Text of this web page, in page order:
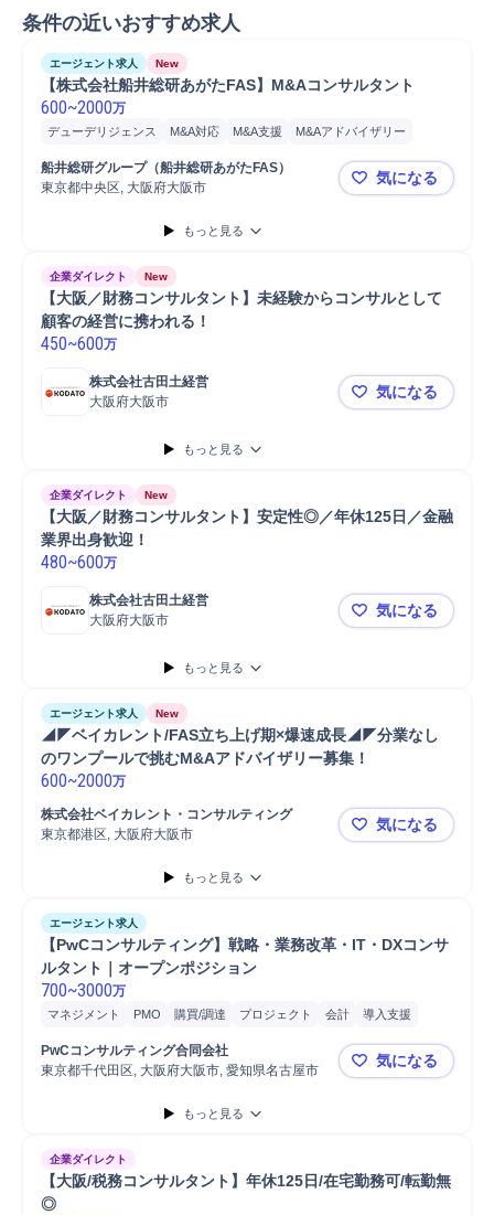
条件の近いおすすめ求人
エージェント求人 New
【株式会社船井総研あがたFAS】M&Aコンサルタント
600~2000万
デューデリジェンス M&A対応 M&A支援
M&Aアドバイザリー
M&Aコンサルティング
船井総研グループ（船井総研あがたFAS）
東京都中央区, 大阪府大阪市
【株式会社
気になる
もっと見る
企業ダイレクト New
【大阪／財務コンサルタント】未経験からコンサルとして
顧客の経営に携われる！
450~600万
株式会社古田土経営
大阪府大阪市
【大阪／財
気になる
もっと見る
企業ダイレクト New
【大阪／財務コンサルタント】安定性◎／年休125日／金融
業界出身歓迎！
480~600万
株式会社古田土経営
大阪府大阪市
【大阪／財
気になる
もっと見る
エージェント求人 New
◢◤ベイカレント/FAS立ち上げ期×爆速成長◢◤分業なし
のワンプールで挑むM&Aアドバイザリー募集！
600~2000万
株式会社ベイカレント・コンサルティング
東京都港区, 大阪府大阪市
◢◤ベイカ
気になる
もっと見る
エージェント求人
【PwCコンサルティング】戦略・業務改革・IT・DXコンサ
ルタント｜オープンポジション
700~3000万
マネジメント PMO 購買/調達 プロジェクト 会計
導入支援
カーボン/炭素
エンジニアリングマネジメント
製造管理
製造原価改善
設備管理 開発 コンサルティング業務
プロジェクト全体PMO
プロジェクトマネージャー
プロジェクトマネジメント
PwCコンサルティング合同会社
東京都千代田区, 大阪府大阪市, 愛知県名古屋市
【PwCコン
気になる
もっと見る
企業ダイレクト
【大阪/税務コンサルタント】年休125日/在宅勤務可/転勤無
◎